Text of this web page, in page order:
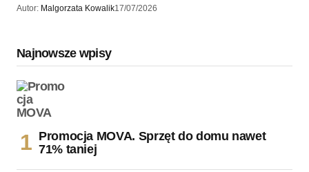
Autor: Malgorzata Kowalik17/07/2026
Najnowsze wpisy
Promocja MOVA. Sprzęt do domu nawet
71% taniej